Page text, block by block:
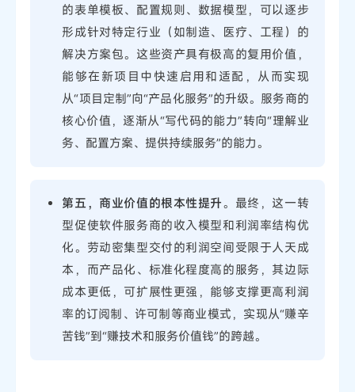
的表单模板、配置规则、数据模型，可以逐步
形成针对特定行业（如制造、医疗、工程）的
解决方案包。这些资产具有极高的复用价值，
能够在新项目中快速启用和适配，从而实现
从“项目定制”向“产品化服务”的升级。服务商的
核心价值，逐渐从“写代码的能力”转向“理解业
务、配置方案、提供持续服务”的能力。
第五，商业价值的根本性提升。最终，这一转
型促使软件服务商的收入模型和利润率结构优
化。劳动密集型交付的利润空间受限于人天成
本，而产品化、标准化程度高的服务，其边际
成本更低，可扩展性更强，能够支撑更高利润
率的订阅制、许可制等商业模式，实现从“赚辛
苦钱”到“赚技术和服务价值钱”的跨越。